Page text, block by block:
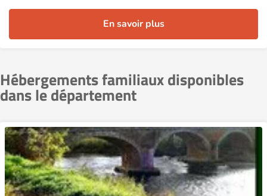
En savoir plus
Hébergements familiaux disponibles
dans le département